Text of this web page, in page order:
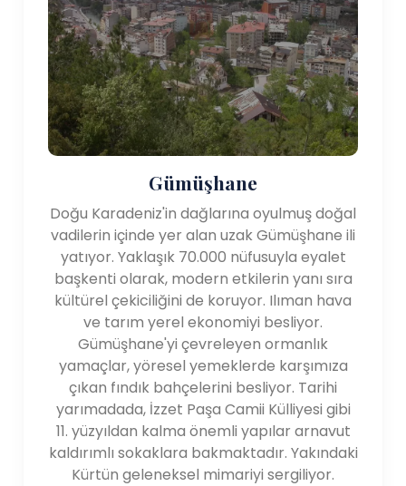
Gümüşhane
Doğu Karadeniz'in dağlarına oyulmuş doğal
vadilerin içinde yer alan uzak Gümüşhane ili
yatıyor. Yaklaşık 70.000 nüfusuyla eyalet
başkenti olarak, modern etkilerin yanı sıra
kültürel çekiciliğini de koruyor. Ilıman hava
ve tarım yerel ekonomiyi besliyor.
Gümüşhane'yi çevreleyen ormanlık
yamaçlar, yöresel yemeklerde karşımıza
çıkan fındık bahçelerini besliyor. Tarihi
yarımadada, İzzet Paşa Camii Külliyesi gibi
11. yüzyıldan kalma önemli yapılar arnavut
kaldırımlı sokaklara bakmaktadır. Yakındaki
Kürtün geleneksel mimariyi sergiliyor.